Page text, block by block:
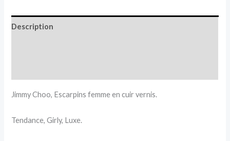
Description
Jimmy Choo, Escarpins femme en cuir vernis.
Tendance, Girly, Luxe.